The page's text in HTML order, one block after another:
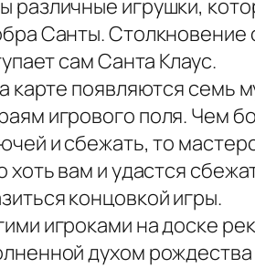
различные игрушки,
Санты. Столкновение
сам Санта Клаус.
карте появляются семь
игрового поля. Чем
и сбежать, то
вам и удастся
концовкой игры.
игроками на доске
духом рождества